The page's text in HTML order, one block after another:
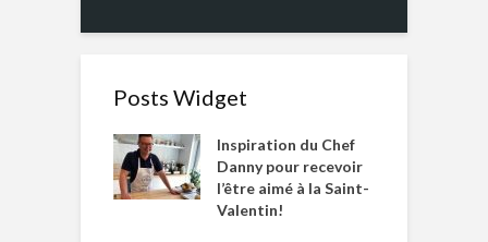
Posts Widget
Inspiration du Chef
Danny pour recevoir
l’être aimé à la Saint-
Valentin!